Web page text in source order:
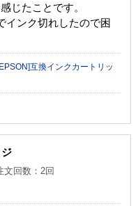
じたことです。
インク切れしたので困
互換インクカートリッ
文回数：2回